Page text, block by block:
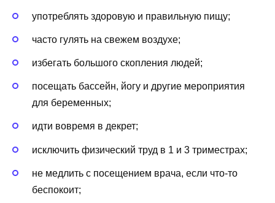
употреблять здоровую и правильную пищу;
часто гулять на свежем воздухе;
избегать большого скопления людей;
посещать бассейн, йогу и другие мероприятия
для беременных;
идти вовремя в декрет;
исключить физический труд в 1 и 3 триместрах;
не медлить с посещением врача, если что-то
беспокоит;